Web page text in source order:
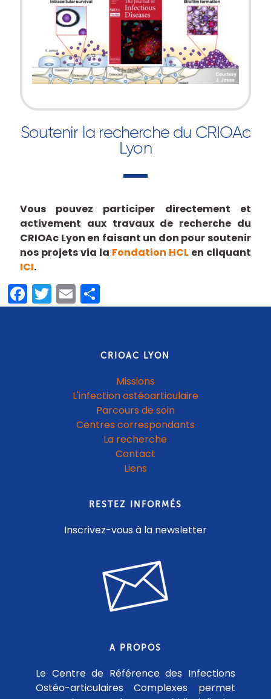
Soutenir la recherche du CRIOAc
Lyon
Vous pouvez participer directement et
activement aux travaux de recherche du
CRIOAc Lyon en faisant un don pour soutenir
nos projets via la Fondation HCL en cliquant
ICI.
Facebook
Twitter
EmailPartager
CRIOAC LYON
Missions
L'infection ostéoarticulaire
Parcours de soin
Centres correspondants
La recherche
Contact
Liens
RESTEZ INFORMÉS
Inscrivez-vous à la newsletter
A PROPOS
Le Centre de Référence des Infections
Ostéo-articulaires Complexes permet